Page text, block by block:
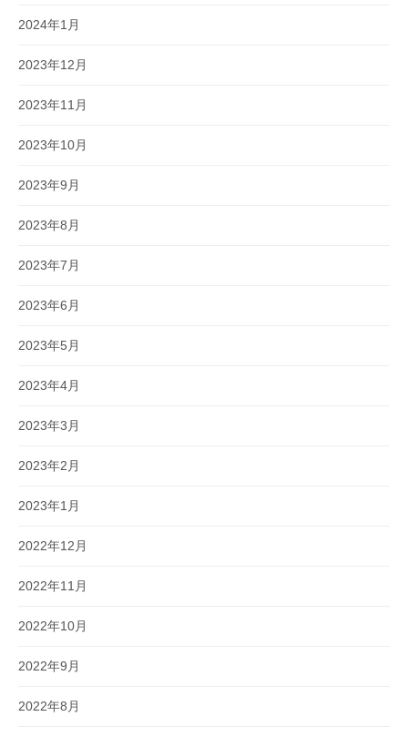
2024年1月
2023年12月
2023年11月
2023年10月
2023年9月
2023年8月
2023年7月
2023年6月
2023年5月
2023年4月
2023年3月
2023年2月
2023年1月
2022年12月
2022年11月
2022年10月
2022年9月
2022年8月